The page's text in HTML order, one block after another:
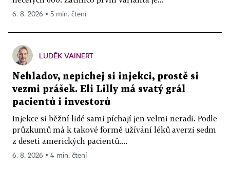
6. 8. 2026 ▪ 5 min. čtení
LUDĚK VAINERT
Nehladov, nepíchej si injekci, prostě si
vezmi prášek. Eli Lilly má svatý grál
pacientů i investorů
Injekce si běžní lidé sami píchají jen velmi neradi. Podle
průzkumů má k takové formě užívání léků averzi sedm
z deseti amerických pacientů....
6. 8. 2026 ▪ 4 min. čtení